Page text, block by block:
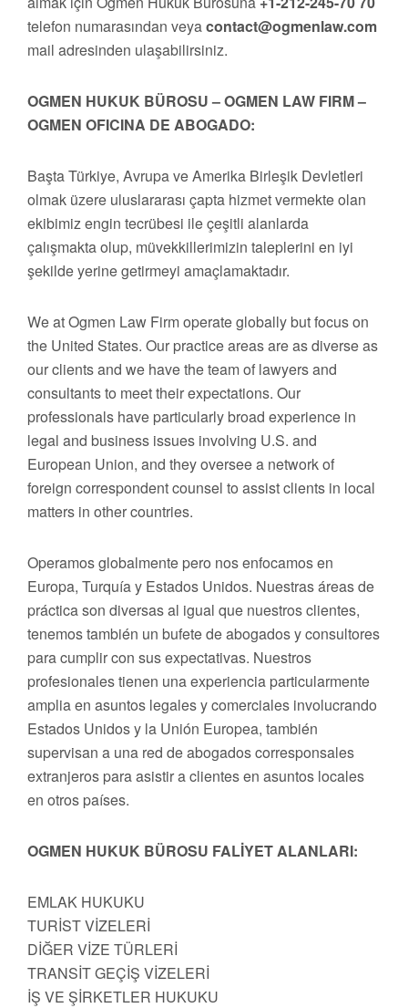
telefon numarasından veyacontact@ogmenlaw.com
mail adresinden ulaşabilirsiniz.
OGMEN HUKUK BÜROSU – OGMEN LAW FIRM –
OGMEN OFICINA DE ABOGADO:
Başta Türkiye, Avrupa ve Amerika Birleşik Devletleri
olmak üzere uluslararası çapta hizmet vermekte olan
ekibimiz engin tecrübesi ile çeşitli alanlarda
çalışmakta olup, müvekkillerimizin taleplerini en iyi
şekilde yerine getirmeyi amaçlamaktadır.
We at Ogmen Law Firm operate globally but focus on
the United States. Our practice areas are as diverse as
our clients and we have the team of lawyers and
consultants to meet their expectations. Our
professionals have particularly broad experience in
legal and business issues involving U.S. and
European Union, and they oversee a network of
foreign correspondent counsel to assist clients in local
matters in other countries.
Operamos globalmente pero nos enfocamos en
Europa, Turquía y Estados Unidos. Nuestras áreas de
práctica son diversas al igual que nuestros clientes,
tenemos también un bufete de abogados y consultores
para cumplir con sus expectativas. Nuestros
profesionales tienen una experiencia particularmente
amplia en asuntos legales y comerciales involucrando
Estados Unidos y la Unión Europea, también
supervisan a una red de abogados corresponsales
extranjeros para asistir a clientes en asuntos locales
en otros países.
OGMEN HUKUK BÜROSU FALİYET ALANLARI:
EMLAK HUKUKU
TURİST VİZELERİ
DİĞER VİZE TÜRLERİ
TRANSİT GEÇİŞ VİZELERİ
İŞ VE ŞİRKETLER HUKUKU